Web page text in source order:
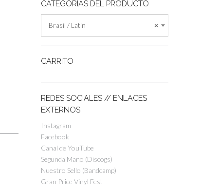
CATEGORÍAS DEL PRODUCTO
×
Brasil / Latin
CARRITO
REDES SOCIALES // ENLACES
EXTERNOS
Instagram
Facebook
Canal de YouTube
Segunda Mano (Discogs)
Nuestro Sello (Bandcamp)
Gran Price Vinyl Fest